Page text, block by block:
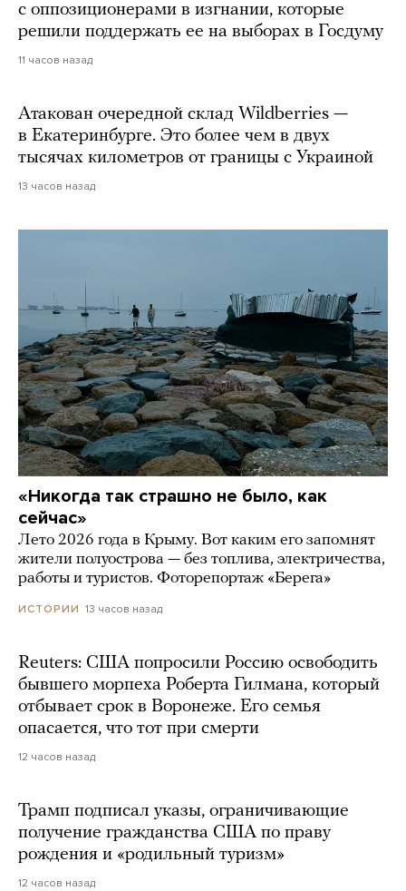
с оппозиционерами в изгнании, которые
решили поддержать ее на выборах в Госдуму
11 часов назад
Атакован очередной склад Wildberries —
в Екатеринбурге. Это более чем в двух
тысячах километров от границы с Украиной
13 часов назад
«Никогда так страшно не было, как
сейчас»
Лето 2026 года в Крыму. Вот каким его запомнят
жители полуострова — без топлива, электричества,
работы и туристов. Фоторепортаж «Берега»
ИСТОРИИ 13 часов назад
Reuters: США попросили Россию освободить
бывшего морпеха Роберта Гилмана, который
отбывает срок в Воронеже. Его семья
опасается, что тот при смерти
12 часов назад
Трамп подписал указы, ограничивающие
получение гражданства США по праву
рождения и «родильный туризм»
12 часов назад